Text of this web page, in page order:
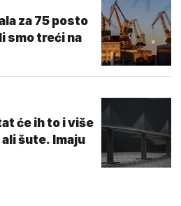
za 75 posto
smo treći na
će ih to i više
šute. Imaju